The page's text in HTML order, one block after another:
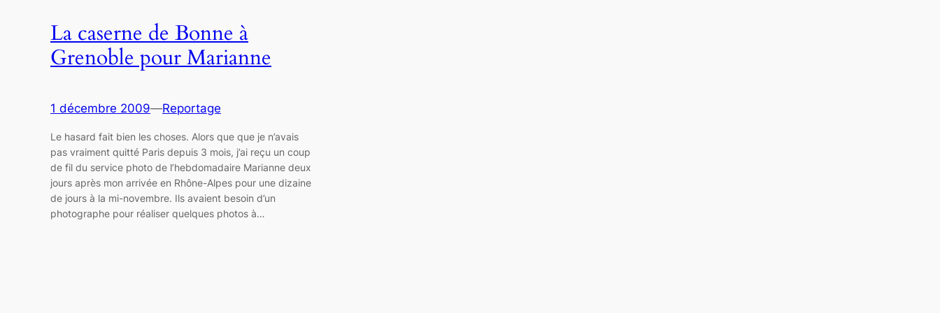
La caserne de Bonne à
Grenoble pour Marianne
1 décembre 2009—Reportage
Le hasard fait bien les choses. Alors que que je n’avais
pas vraiment quitté Paris depuis 3 mois, j’ai reçu un coup
de fil du service photo de l’hebdomadaire Marianne deux
jours après mon arrivée en Rhône-Alpes pour une dizaine
de jours à la mi-novembre. Ils avaient besoin d’un
photographe pour réaliser quelques photos à…